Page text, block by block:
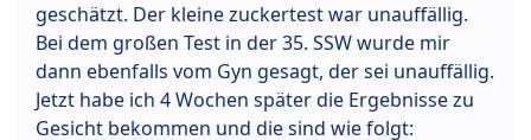
geschätzt. Der kleine zuckertest war unauffällig.
Bei dem großen Test in der 35. SSW wurde mir
dann ebenfalls vom Gyn gesagt, der sei unauffällig.
Jetzt habe ich 4 Wochen später die Ergebnisse zu
Gesicht bekommen und die sind wie folgt: